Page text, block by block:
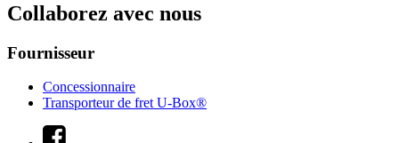
Collaborez avec nous
Fournisseur
Concessionnaire
Transporteur de fret U-Box®